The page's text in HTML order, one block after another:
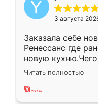
3 августа
Заказала себе
Ренессанс где
новую
вполне довольна.
два года,
Читать полностью